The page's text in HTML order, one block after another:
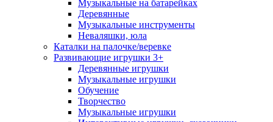
Музыкальные на батарейках
Деревянные
Музыкальные инструменты
Неваляшки, юла
Каталки на палочке/веревке
Развивающие игрушки 3+
Деревянные игрушки
Музыкальные игрушки
Обучение
Творчество
Музыкальные игрушки